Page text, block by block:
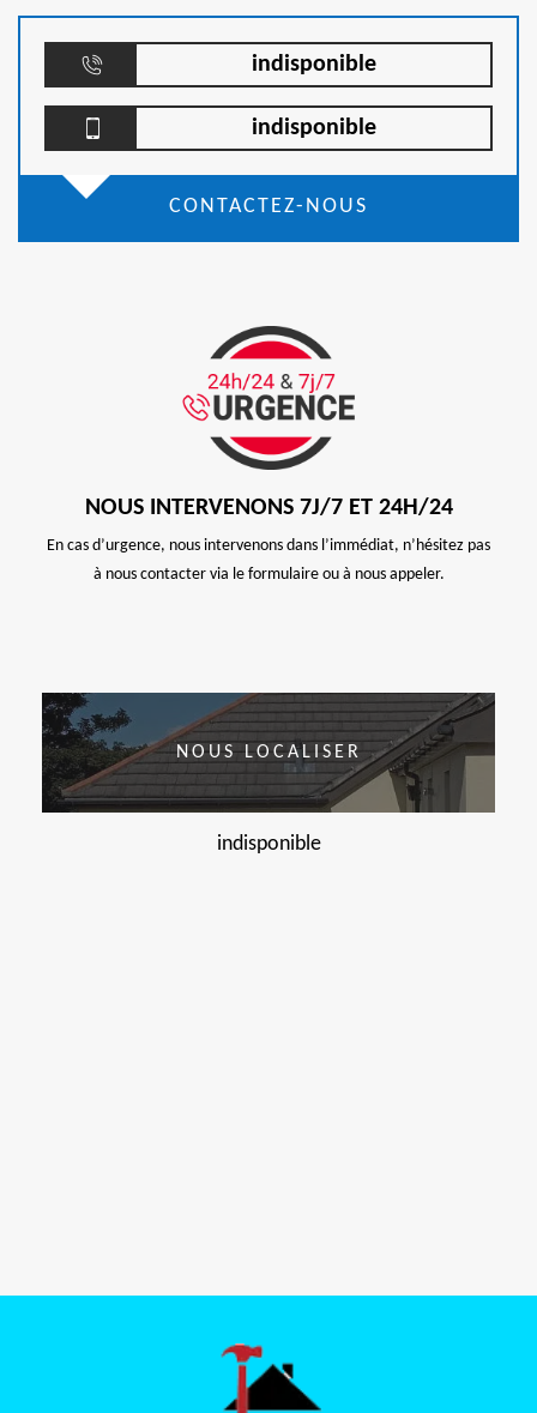
indisponible
indisponible
CONTACTEZ-NOUS
NOUS INTERVENONS 7J/7 ET 24H/24
En cas d’urgence, nous intervenons dans l’immédiat, n’hésitez pas
à nous contacter via le formulaire ou à nous appeler.
NOUS LOCALISER
indisponible